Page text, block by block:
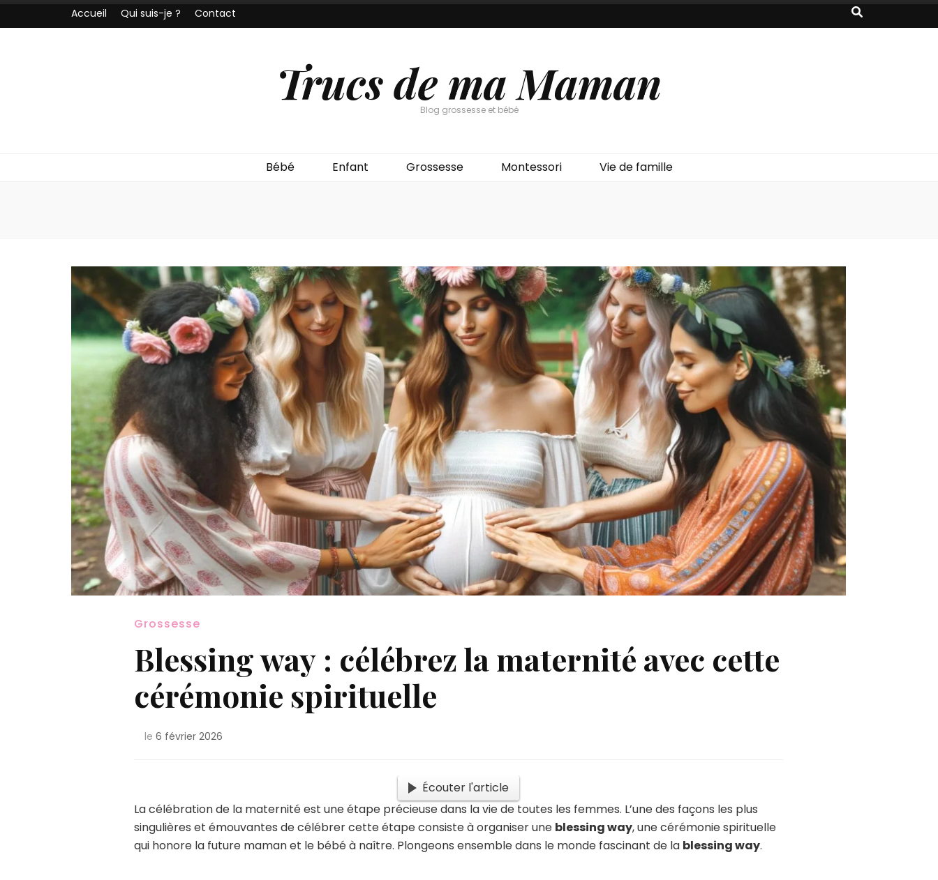
Accueil Qui suis-je ? Contact
Trucs de ma Maman
Blog grossesse et bébé
Bébé Enfant Grossesse Montessori Vie de famille
Grossesse
Blessing way : célébrez la maternité avec cette
cérémonie spirituelle
le 6 février 2026
Écouter l'article
La célébration de la maternité est une étape précieuse dans la vie de toutes les femmes. L’une des façons les plus
singulières et émouvantes de célébrer cette étape consiste à organiser une blessing way, une cérémonie spirituelle
qui honore la future maman et le bébé à naître. Plongeons ensemble dans le monde fascinant de la blessing way.